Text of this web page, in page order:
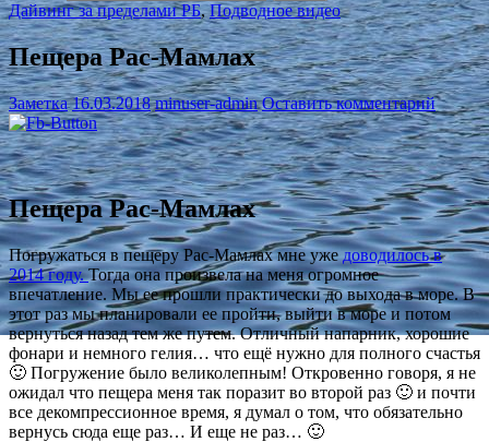
Дайвинг за пределами РБ,Подводное видео
Пещера Рас-Мамлах
Заметка 16.03.2018 minuser-admin Оставить комментарий
Пещера Рас-Мамлах
Погружаться в пещеру Рас-Мамлах мне ужедоводилось в
2014 году.Тогда она произвела на меня огромное
впечатление. Мы ее прошли практически до выхода в море. В
этот раз мы планировали ее пройти, выйти в море и потом
вернуться назад тем же путем. Отличный напарник, хорошие
фонари и немного гелия… что ещё нужно для полного счастья
🙂 Погружение было великолепным! Откровенно говоря, я не
ожидал что пещера меня так поразит во второй раз 🙂 и почти
все декомпрессионное время, я думал о том, что обязательно
вернусь сюда еще раз… И еще не раз… 🙂